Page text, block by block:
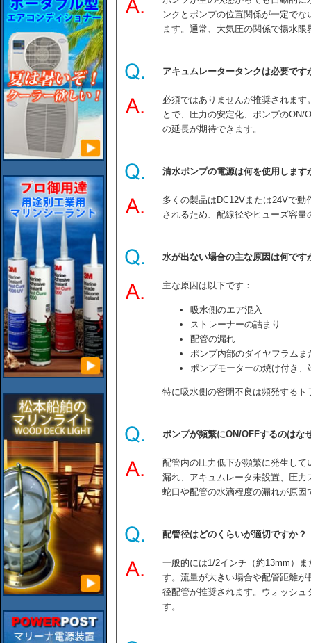
ンクとポンプの位置関係が一定で
ます。通常、大気圧の関係で揚水
アキュムレータータンクは必要です
必須ではありませんが推奨されま
とで、圧力の安定化、ポンプのON/
の延長が期待できます。
清水ポンプの電源は何を使用します
多くの製品はDC12Vまたは24Vで
されるため、配線径やヒューズ容量
水が出ない場合の主な原因は何です
主な原因は以下です：
吸水側のエア混入
ストレーナーの詰まり
配管の漏れ
ポンプ内部のダイヤフラム
ポンプモーターの焼け付き、
特に吸水側の密閉不良は頻発するト
ポンプが頻繁にON/OFFするのはな
配管内の圧力低下が頻繁に発生し
漏れ、アキュムレータ未設置、圧
蛇口や配管の水滴程度の漏れが原因
配管径はどのくらいが適切ですか？
一般的には1/2インチ（約13mm）
す。流量が大きい場合や配管距離
径配管が推奨されます。ウォッシ
す。